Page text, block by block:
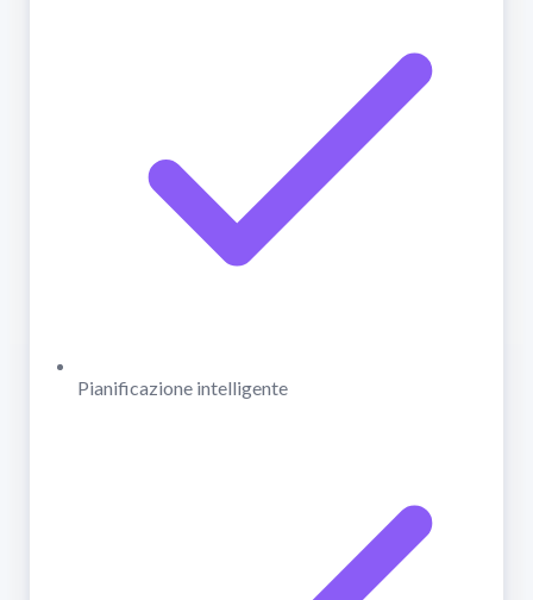
Pianificazione intelligente